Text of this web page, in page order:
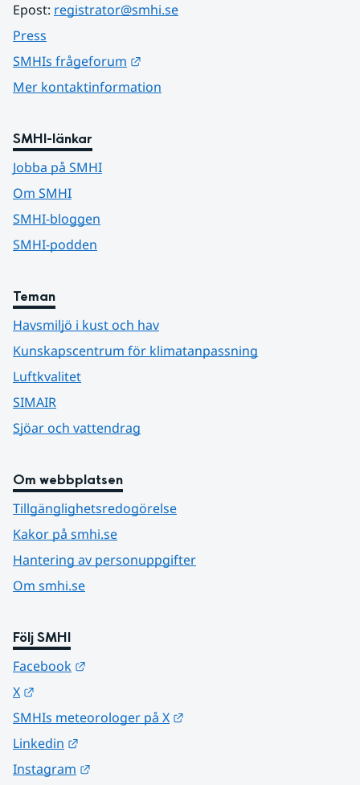
Epost: registrator@smhi.se
Press
SMHIs frågeforum
Mer kontaktinformation
SMHI-länkar
Jobba på SMHI
Om SMHI
SMHI-bloggen
SMHI-podden
Teman
Havsmiljö i kust och hav
Kunskapscentrum för klimatanpassning
Luftkvalitet
SIMAIR
Sjöar och vattendrag
Om webbplatsen
Tillgänglighetsredogörelse
Kakor på smhi.se
Hantering av personuppgifter
Om smhi.se
Följ SMHI
Facebook
X
SMHIs meteorologer på X
Linkedin
Instagram